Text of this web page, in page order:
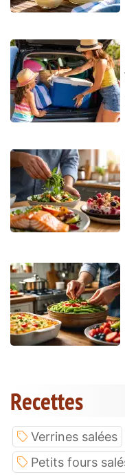
Recettes
Verrines salées
Petits fours